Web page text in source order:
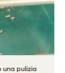
una pulizia